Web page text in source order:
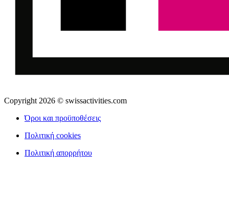
Copyright 2026 © swissactivities.com
Όροι και προϋποθέσεις
Πολιτική cookies
Πολιτική απορρήτου